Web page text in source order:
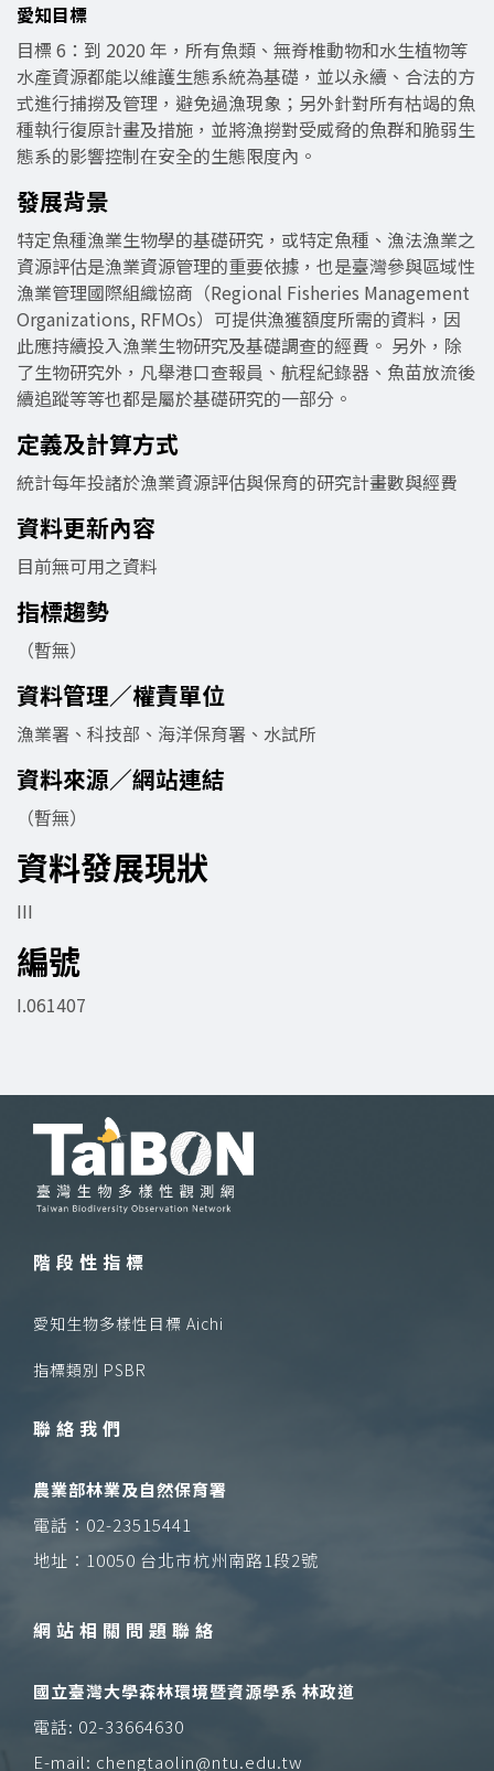
愛知目標
目標 6：到 2020 年，所有魚類、無脊椎動物和水生植物等
水產資源都能以維護生態系統為基礎，並以永續、合法的方
式進行捕撈及管理，避免過漁現象；另外針對所有枯竭的魚
種執行復原計畫及措施，並將漁撈對受威脅的魚群和脆弱生
態系的影響控制在安全的生態限度內。
發展背景
特定魚種漁業生物學的基礎研究，或特定魚種、漁法漁業之
資源評估是漁業資源管理的重要依據，也是臺灣參與區域性
漁業管理國際組織協商（Regional Fisheries Management
Organizations, RFMOs）可提供漁獲額度所需的資料，因
此應持續投入漁業生物研究及基礎調查的經費。 另外，除
了生物研究外，凡舉港口查報員、航程紀錄器、魚苗放流後
續追蹤等等也都是屬於基礎研究的一部分。
定義及計算方式
統計每年投諸於漁業資源評估與保育的研究計畫數與經費
資料更新內容
目前無可用之資料
指標趨勢
（暫無）
資料管理／權責單位
漁業署、科技部、海洋保育署、水試所
資料來源／網站連結
（暫無）
資料發展現狀
III
編號
I.061407
階段性指標
愛知生物多樣性目標 Aichi
指標類別 PSBR
聯絡我們
農業部林業及自然保育署
電話：02-23515441
地址：10050 台北市杭州南路1段2號
網站相關問題聯絡
國立臺灣大學森林環境暨資源學系 林政道
電話: 02-33664630
E-mail: chengtaolin@ntu.edu.tw